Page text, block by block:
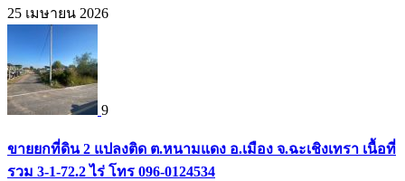
25 เมษายน 2026
9
ขายยกที่ดิน 2 แปลงติด ต.หนามแดง อ.เมือง จ.ฉะเชิงเทรา เนื้อที่
รวม 3-1-72.2 ไร่ โทร 096-0124534